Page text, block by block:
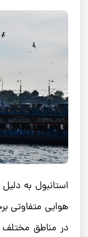
استانبول به
هوایی متفاوتی
در مناطق